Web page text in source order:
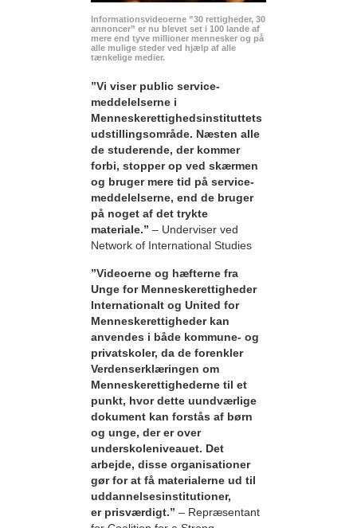
Informationsvideoerne ”30 rettigheder, 30
annoncer” er nu blevet set i 100 lande af
mere end tyve millioner mennesker og på
alle mulige steder ved hjælp af alle
tænkelige medier.
”Vi viser public service-
meddelelserne i
Menneskerettighedsinstituttets
udstillingsområde. Næsten alle
de studerende, der kommer
forbi, stopper op ved skærmen
og bruger mere tid på service-
meddelelserne, end de bruger
på noget af det trykte
materiale.” – Underviser ved
Network of International Studies
”Videoerne og hæfterne fra
Unge for Menneskerettigheder
Internationalt og United for
Menneskerettigheder kan
anvendes i både kommune- og
privatskoler, da de forenkler
Verdenserklæringen om
Menneskerettighederne til et
punkt, hvor dette uundværlige
dokument kan forstås af børn
og unge, der er over
underskoleniveauet. Det
arbejde, disse organisationer
gør for at få materialerne ud til
uddannelsesinstitutioner,
er prisværdigt.” – Repræsentant